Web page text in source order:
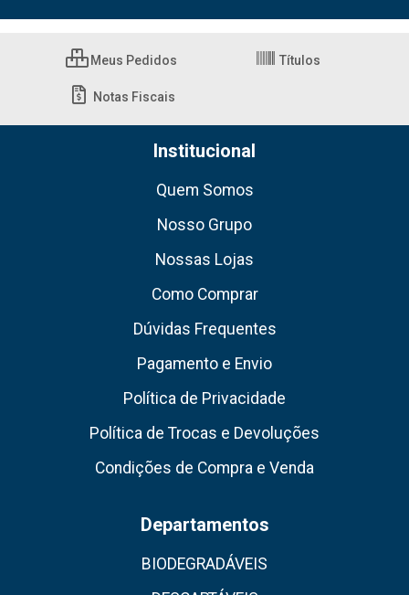
Meus Pedidos Títulos
Notas Fiscais
Institucional
Quem Somos
Nosso Grupo
Nossas Lojas
Como Comprar
Dúvidas Frequentes
Pagamento e Envio
Política de Privacidade
Política de Trocas e Devoluções
Condições de Compra e Venda
Departamentos
BIODEGRADÁVEIS